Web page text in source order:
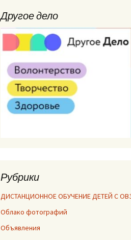
Другое дело
Рубрики
ДИСТАНЦИОННОЕ ОБУЧЕНИЕ ДЕТЕЙ С
Облако фотографий
Объявления